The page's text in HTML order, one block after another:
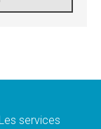
humaine»
Les services